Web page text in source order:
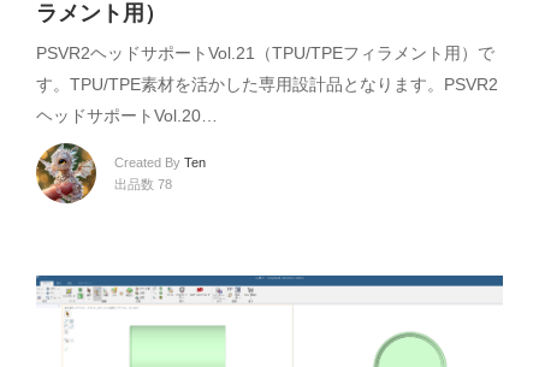
ラメント用）
PSVR2ヘッドサポートVol.21（TPU/TPEフィラメント用）で
す。TPU/TPE素材を活かした専用設計品となります。PSVR2
ヘッドサポートVol.20…
Created By Ten
出品数 78